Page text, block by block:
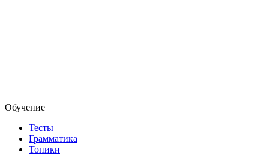
Обучение
Тесты
Грамматика
Топики